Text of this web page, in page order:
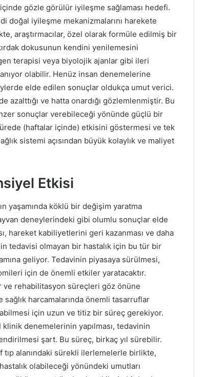
gözle görülür iyileşme sağlaması hedefi.
doğal iyileşme mekanizmalarını harekete
araştırmacılar, özel olarak formüle edilmiş bir
dokusunun kendini yenilemesini
terapisi veya biyolojik ajanlar gibi ileri
olabilir. Henüz insan denemelerine
elde edilen sonuçlar oldukça umut verici.
azalttığı ve hatta onardığı gözlemlenmiştir. Bu
sonuçlar verebileceği yönünde güçlü bir
(haftalar içinde) etkisini göstermesi ve tek
sistemi açısından büyük kolaylık ve maliyet
Etkisi
yaşamında köklü bir değişim yaratma
deneylerindeki gibi olumlu sonuçlar elde
hareket kabiliyetlerini geri kazanması ve daha
tedavisi olmayan bir hastalık için bu tür bir
geliyor. Tedavinin piyasaya sürülmesi,
için de önemli etkiler yaratacaktır.
ve rehabilitasyon süreçleri göz önüne
harcamalarında önemli tasarruflar
için uzun ve titiz bir süreç gerekiyor.
denemelerinin yapılması, tedavinin
şart. Bu süreç, birkaç yıl sürebilir.
alanındaki sürekli ilerlemelerle birlikte,
olabileceği yönündeki umutları